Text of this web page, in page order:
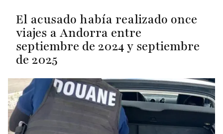
El acusado había realizado once
viajes a Andorra entre
septiembre de 2024 y septiembre
de 2025